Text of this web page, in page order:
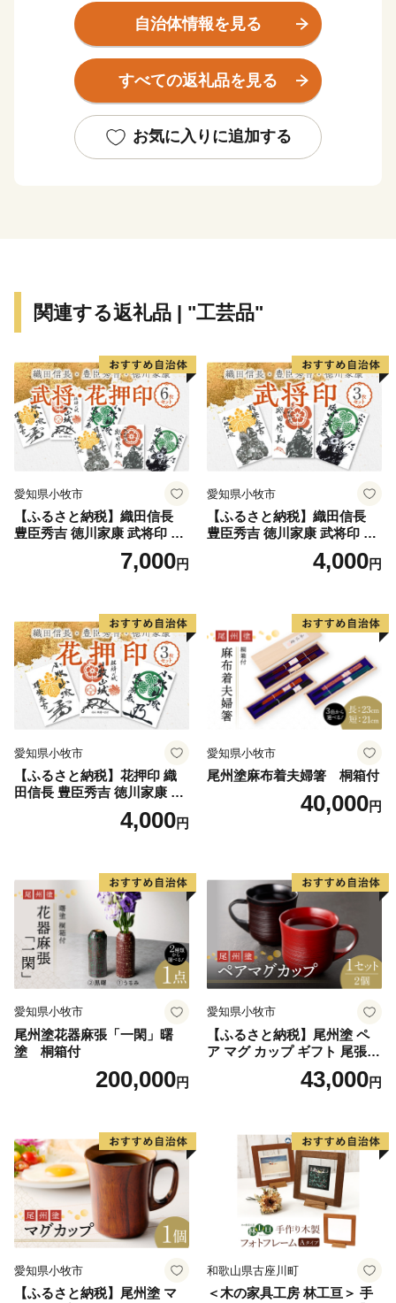
森国定公園の大自然に囲まれており、貴重な動植物の生
息地となっています。日本有数の敷地面積を誇る「標茶
町育成牧場」内の多和平展望台からは、360°の地平線が
見渡せ、また、町内には多数の温泉施設が点在しており
標茶町で非日常を味わいませんか？
自治体情報を見る
すべての返礼品を見る
お気に入りに追加する
関連する返礼品 | "工芸品"
愛知県小牧市
【ふるさと納税】織田信長
豊臣秀吉 徳川家康 武将印 花
押印 6枚 セット イラスト 戦
国 武将 小牧山城 墨絵 龍画師
グッズ 愛知県 小牧市 お取り
寄せ 送料無料
7,000円
愛知県小牧市
【ふるさと納税】織田信長
豊臣秀吉 徳川家康 武将印 3
枚 セット イラスト 戦国 武将
小牧山城 墨絵 龍画師 書道ア
愛知県 小牧市 お取り寄せ 送
料無料
4,000円
愛知県小牧市
【ふるさと納税】花押印 織
田信長 豊臣秀吉 徳川家康 3
枚 セット 戦国 武将 小牧山城
墨絵 龍画師 書道アーティス
牧市 お取り寄せ 送料無料
4,000円
愛知県小牧市
尾州塗麻布着夫婦箸 桐箱付
40,000円
愛知県小牧市
尾州塗花器麻張「一閑」曙
塗 桐箱付
200,000円
愛知県小牧市
【ふるさと納税】尾州塗 ペ
ア マグ カップ ギフト 尾張漆
漆 漆器 漆器工芸 工芸品 芸術
性 実用性 抗菌性 美味しく安
抗ウイルス効果 お取り寄せ
愛知県 小牧市 送料無料
43,000円
愛知県小牧市
【ふるさと納税】尾州塗 マ
和歌山県古座川町
＜木の家具工房 林工亘＞ 手